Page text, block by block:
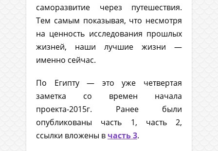
саморазвитие через путешествия.
Тем самым показывая, что несмотря
на ценность исследования прошлых
жизней, наши лучшие жизни —
именно сейчас.
По Египту — это уже четвертая
заметка со времен начала
проекта-2015г. Ранее были
опубликованы часть 1, часть 2,
ссылки вложены в часть 3.